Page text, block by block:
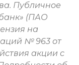
Публичное
(ПАО
на
№ 963 от
акции с